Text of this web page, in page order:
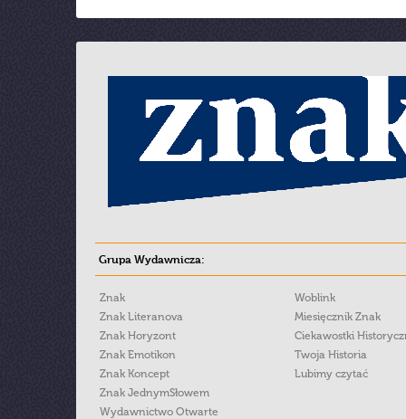
Grupa Wydawnicza:
Znak
Znak Literanova
Znak Horyzont
Znak Emotikon
Znak Koncept
Znak JednymSłowem
Wydawnictwo Otwarte
Woblink
Miesięcznik Znak
Ciekawostki
Twoja Historia
Lubimy czytać